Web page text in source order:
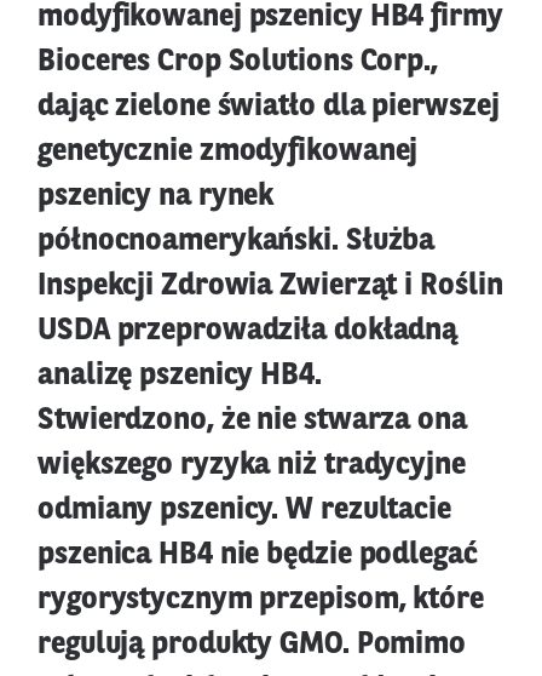
modyfikowanej pszenicy HB4 firmy
Bioceres Crop Solutions Corp.,
dając zielone światło dla pierwszej
genetycznie zmodyfikowanej
pszenicy na rynek
północnoamerykański. Służba
Inspekcji Zdrowia Zwierząt i Roślin
USDA przeprowadziła dokładną
analizę pszenicy HB4.
Stwierdzono, że nie stwarza ona
większego ryzyka niż tradycyjne
odmiany pszenicy. W rezultacie
pszenica HB4 nie będzie podlegać
rygorystycznym przepisom, które
regulują produkty GMO. Pomimo